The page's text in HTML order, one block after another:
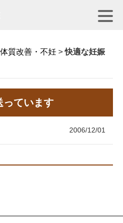
体質改善・不妊 >快適な妊娠
っています
2006/12/01